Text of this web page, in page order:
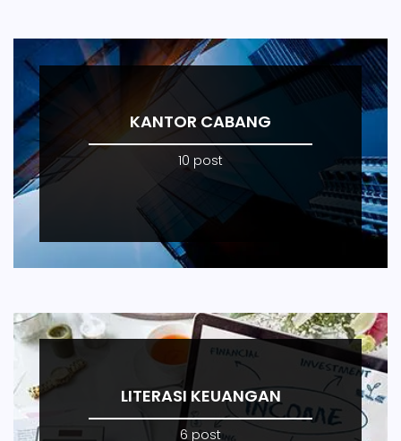
KANTOR CABANG
10 post
LITERASI KEUANGAN
6 post